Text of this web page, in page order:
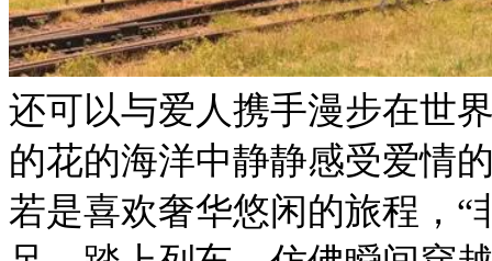
还可以与爱人携手漫步在世
的花的海洋中静静感受爱情
若是喜欢奢华悠闲的旅程，